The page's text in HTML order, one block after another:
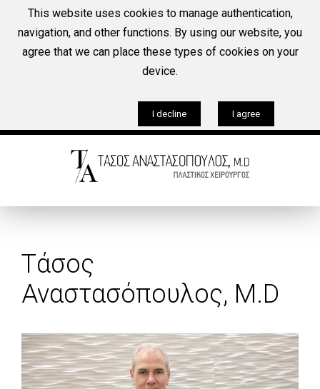
Tηλέφωνο
+30 210-6921525
Ωράριο λειτουργίας Ιατρείου:
Δευτέρα–Παρασκευή: 9:00 π.μ. - 9:00 μ.μ.
Τάσος
Αναστασόπουλος, M.D
This website uses cookies to manage authentication,
navigation, and other functions. By using our website, you
agree that we can place these types of cookies on your
device.
I decline I agree